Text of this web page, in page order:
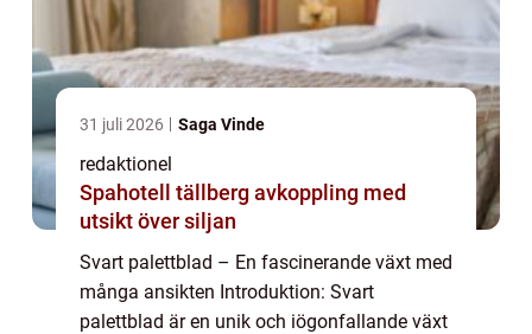
31 juli 2026 Saga Vinde
redaktionel
Spahotell tällberg avkoppling med
utsikt över siljan
Svart palettblad – En fascinerande växt med
många ansikten Introduktion: Svart
palettblad är en unik och iögonfallande växt